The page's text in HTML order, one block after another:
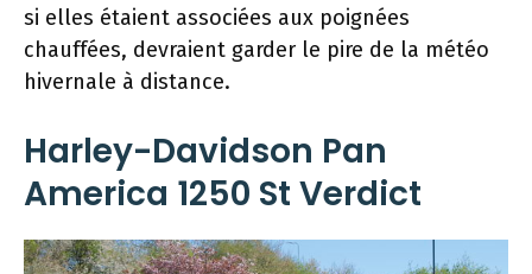
si elles étaient associées aux poignées
chauffées, devraient garder le pire de la météo
hivernale à distance.
Harley-Davidson Pan
America 1250 St Verdict